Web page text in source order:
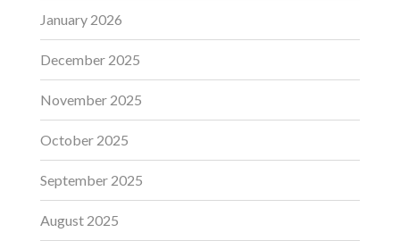
January 2026
December 2025
November 2025
October 2025
September 2025
August 2025